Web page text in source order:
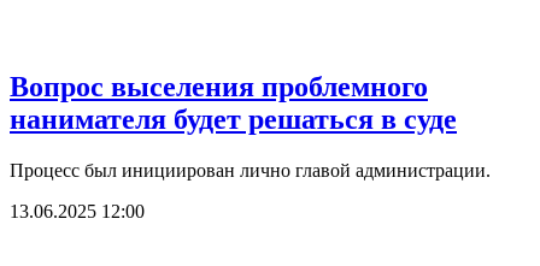
Вопрос выселения проблемного
нанимателя будет решаться в суде
Процесс был инициирован лично главой администрации.
13.06.2025 12:00